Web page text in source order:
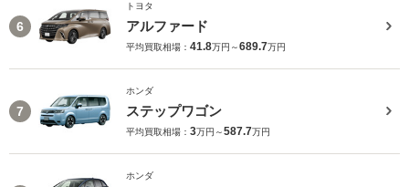
6
トヨタ
アルファード
平均買取相場： 41.8万円～689.7万円
7
ホンダ
ステップワゴン
平均買取相場： 3万円～587.7万円
ホンダ